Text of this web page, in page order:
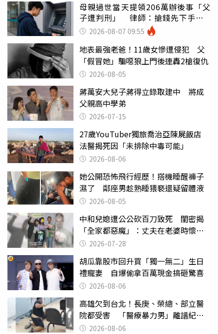
母親過世當天提領206萬辦後事「父
子遭判刑」 律師：搶錢先下手是
罪 2026-08-07 09:55
地表最強老爸！11歲女慘遭侵犯 父
「假冒她」騙噁狼上門後連轟2槍復仇
2026-08-05
蔣萬安大兒子蔣得立錄取建中 將成
父親高中學弟
2026-07-15
27歲YouTuber獨旅喬治亞陳屍飯店
法醫揭死因「未排除中毒可能」
2026-08-06
她公開恐怖飛行經歷！搭機睡醒褲子
濕了 鄰座男趁熟睡猥褻還疑留體液
2026-08-05
中和兒媳遭公公砍百刀致死 閨密揭
「全家都惡魔」：丈夫在老婆時懷孕
摔東西
2026-07-28
胡瓜靠股市回升買「獨一無二」生日
禮寵妻 自爆偷拿百萬現金搞砸驚喜
2026-08-06
高雄欠到台北！長庚、榮總、部立醫
院都受害 「醫療暴力男」離譜紀錄
曝光2026-08-06